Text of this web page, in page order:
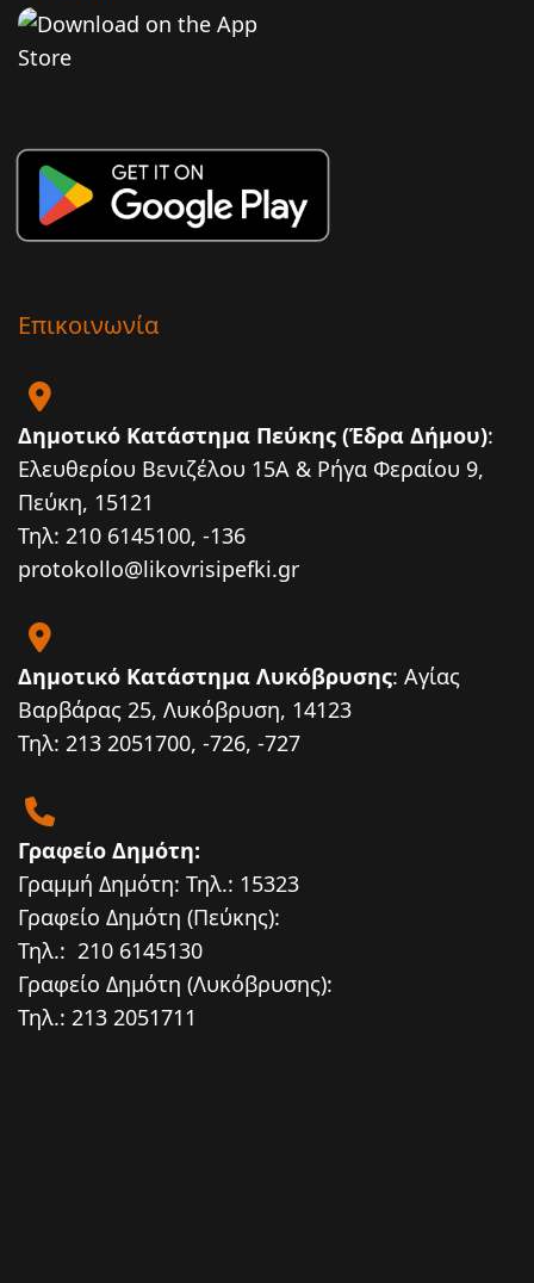
Επικοινωνία
Δημοτικό Κατάστημα Πεύκης (Έδρα Δήμου):
Ελευθερίου Βενιζέλου 15Α & Ρήγα Φεραίου 9,
Πεύκη, 15121
Τηλ: 210 6145100, -136
protokollo@likovrisipefki.gr
Δημοτικό Κατάστημα Λυκόβρυσης: Αγίας
Βαρβάρας 25, Λυκόβρυση, 14123
Τηλ: 213 2051700, -726, -727
Γραφείο Δημότη:
Γραμμή Δημότη: Τηλ.: 15323
Γραφείο Δημότη (Πεύκης):
Τηλ.: 210 6145130
Γραφείο Δημότη (Λυκόβρυσης):
Τηλ.: 213 2051711